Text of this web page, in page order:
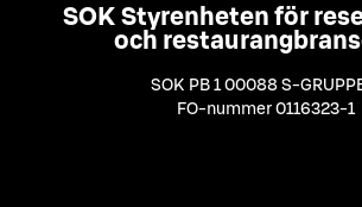
SOK Styrenheten för
och
SOK PB 1 00088 S-
FO-nummer 0116323-1